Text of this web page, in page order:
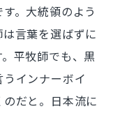
。大統領のよう
言葉を選ばずに
平牧師でも、黒
インナーボイ
だと。日本流に